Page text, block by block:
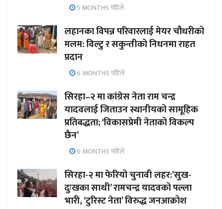
5 MONTHS पहिले
लहानका विपन्न परिवारलाई मेयर चौधरीको
मलम: विल्टु र सकुन्तीको निधनमा राहत
प्रदान
6 MONTHS पहिले
सिरहा–२ मा कांग्रेस नेता राम चन्द्र
यादवलाई जिताउन स्थानीयको सामूहिक
प्रतिबद्धता; ‘विकासप्रेमी नेताको विकल्प
छैन’
6 MONTHS पहिले
सिरहा-२ मा फेरियो चुनावी लहर:’सुख-
दुःखका साथी’ रामचन्द्र यादवको पल्ला
भारी, ‘टुरिस्ट नेता’ विरुद्ध जनआक्रोश